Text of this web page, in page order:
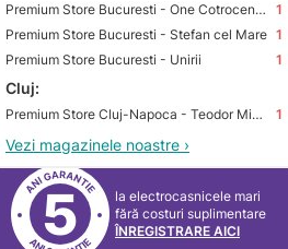
Premium Store Bucuresti - One Cotroceni Park
1
Premium Store Bucuresti - Stefan cel Mare 1
Premium Store Bucuresti - Unirii
1
Cluj:
Premium Store Cluj-Napoca - Teodor Mihali 1
Vezi magazinele noastre ›
5
la electrocasnicele mari
fără costuri suplimentare
ÎNREGISTRARE AICI